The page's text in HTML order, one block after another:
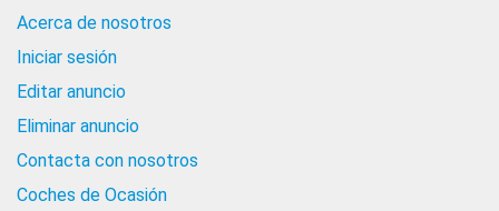
Acerca de nosotros
Iniciar sesión
Editar anuncio
Eliminar anuncio
Contacta con nosotros
Coches de Ocasión